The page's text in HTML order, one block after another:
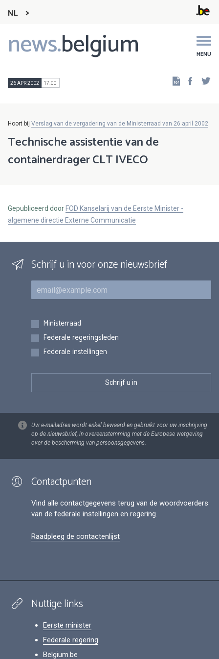
NL
news.belgium MENU
Main
navigation
26 APR 2002 17:00
Hoort bij Verslag van de vergadering van de Ministerraad van 26 april 2002
Technische assistentie van de
containerdrager CLT IVECO
Gepubliceerd door FOD Kanselarij van de Eerste Minister -
algemene directie Externe Communicatie
Schrijf u in voor onze nieuwsbrief
E-mail
Inschrijvingen
Ministerraad
Federale regeringsleden
Federale instellingen
Uw e-mailadres wordt enkel bewaard en gebruikt voor uw inschrijving
op de nieuwsbrief, in overeenstemming met de Europese wetgeving
over de bescherming van persoonsgegevens.
Contactpunten
Vind alle contactgegevens terug van de woordvoerders
van de federale instellingen en regering.
Raadpleeg de contactenlijst
Nuttige links
Eerste minister
Federale regering
Belgium.be